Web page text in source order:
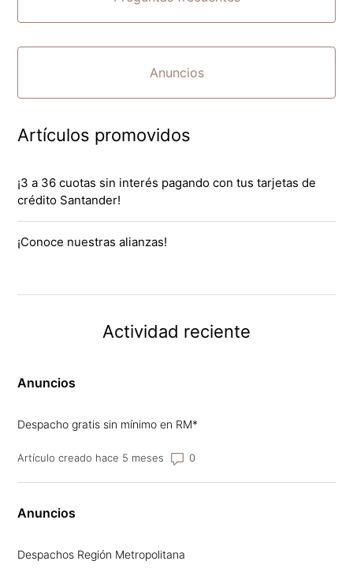
Anuncios
Artículos promovidos
¡3 a 36 cuotas sin interés pagando con tus tarjetas de
crédito Santander!
¡Conoce nuestras alianzas!
Actividad reciente
Anuncios
Despacho gratis sin mínimo en RM*
Artículo creado hace 5 meses Número de comentarios: 0
Anuncios
Despachos Región Metropolitana